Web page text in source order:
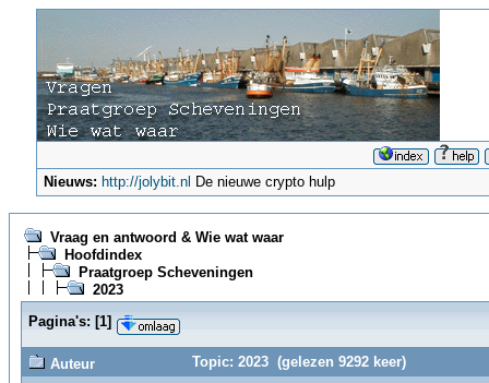
Nieuws: http://jolybit.nl De nieuwe crypto hulp
Vraag en antwoord & Wie wat waar
Hoofdindex
Praatgroep Scheveningen
2023
Pagina's: [1]
Auteur
Topic: 2023 (gelezen 9292 keer)